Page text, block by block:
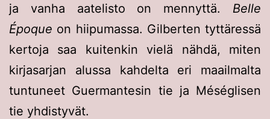
ja vanha aatelisto on mennyttä. Belle
Époque on hiipumassa. Gilberten tyttäressä
kertoja saa kuitenkin vielä nähdä, miten
kirjasarjan alussa kahdelta eri maailmalta
tuntuneet Guermantesin tie ja Méséglisen
tie yhdistyvät.